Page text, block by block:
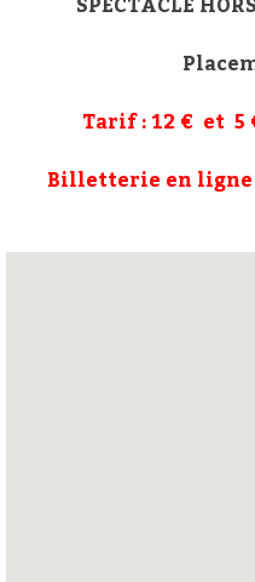
Tarif : 12 € et 5
Billetterie en ligne